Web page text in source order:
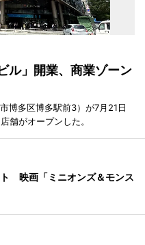
ル」開業、商業ゾーン
博多区博多駅前3）が7月21日
舗がオープンした。
映画「ミニオンズ＆モンス